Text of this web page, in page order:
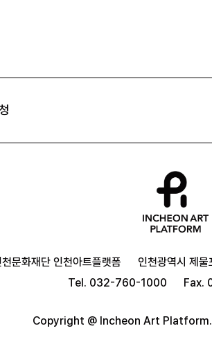
문화재단 인천아트플랫폼
인천광역시 제
Tel. 032-760-1000
Fax.
Copyright @ Incheon Art